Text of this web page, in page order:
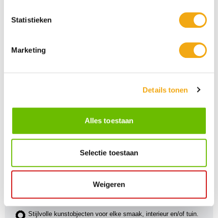
Statistieken
Marketing
Details tonen
Alles toestaan
Selectie toestaan
Weigeren
Maandag t/m vrijdag van 09.00 tot 16.00 staat onze
vakkundige klantenservice klaar.
Stijlvolle kunstobjecten voor elke smaak, interieur en/of tuin.